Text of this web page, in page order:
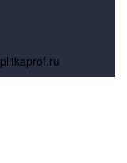
plitkaprof.ru